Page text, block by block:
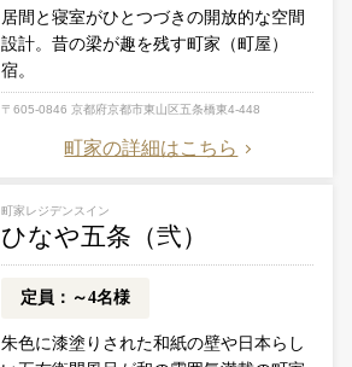
居間と寝室がひとつづきの開放的な空間
設計。 昔の梁が趣を残す町家（町屋）
宿。
〒605-0846 京都府京都市東山区五条橋東4-448
町家の詳細はこちら
町家レジデンスイン
ひなや五条（弐）
定員：～4名様
朱色に漆塗りされた和紙の壁や日本らし